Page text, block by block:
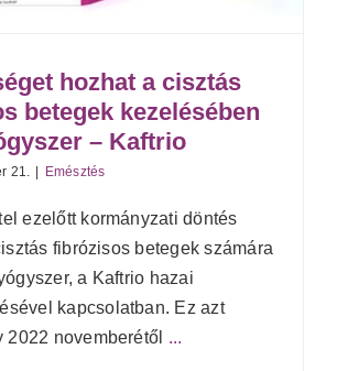
hozhat a cisztás
betegek kezelésében
– Kaftrio
21. | Emésztés
ezelőtt kormányzati döntés
fibrózisos betegek számára
a Kaftrio hazai
kapcsolatban. Ez azt
2022 novemberétől ...